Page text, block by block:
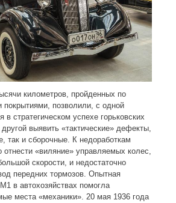
километров, пройденных по
покрытиями, позволили, с одной
в стратегическом успехе горьковских
другой выявить «тактические» дефекты,
так и сборочные. К недоработкам
отнести «виляние» управляемых колес,
скорости, и недостаточно
передних тормозов. Опытная
в автохозяйствах помогла
места «механики». 20 мая 1936 года